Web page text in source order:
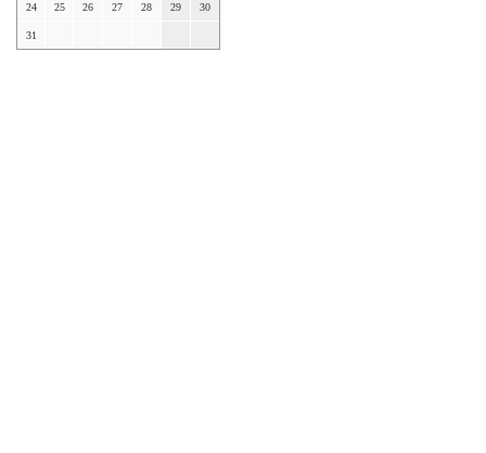
24 25 26 27 28 29 30
31